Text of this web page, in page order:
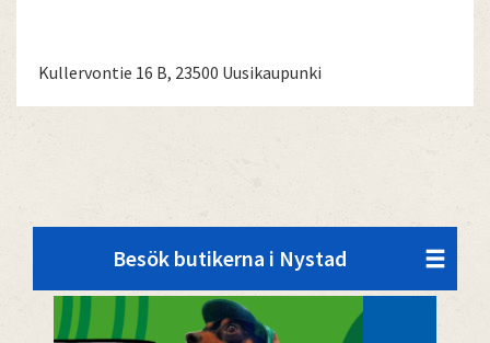
Kullervontie 16 B, 23500 Uusikaupunki
Besök butikerna i Nystad